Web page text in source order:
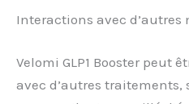
Interactions avec d’autres
Velomi GLP1 Booster peut
avec d’autres traitements,